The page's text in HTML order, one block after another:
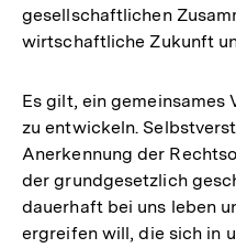
gesellschaftlichen
wirtschaftliche Zukunft
Es gilt, ein gemeinsames
zu entwickeln.
Anerkennung der
der grundgesetzlich
dauerhaft bei uns leben
ergreifen will, die sich in